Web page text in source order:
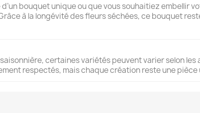
bouquet unique ou que vous souhaitiez embellir
à la longévité des fleurs séchées, ce bouquet
certaines variétés peuvent varier selon les
respectés, mais chaque création reste une